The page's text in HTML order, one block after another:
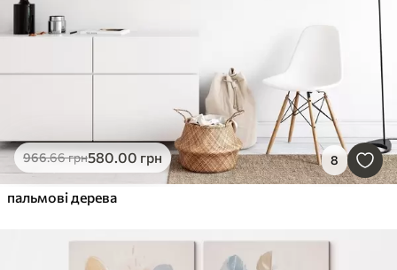
966.66грн580.00 грн 8
пальмові дерева